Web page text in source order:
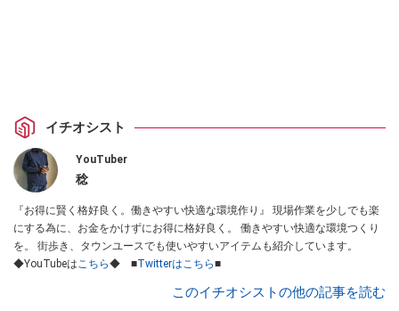
イチオシスト
YouTuber
稔
『お得に賢く格好良く。働きやすい快適な環境作り』 現場作業を少しでも楽
にする為に、お金をかけずにお得に格好良く。 働きやすい快適な環境つくり
を。 街歩き、タウンユースでも使いやすいアイテムも紹介しています。
◆YouTubeはこちら◆ ■Twitterはこちら■
このイチオシストの他の記事を読む